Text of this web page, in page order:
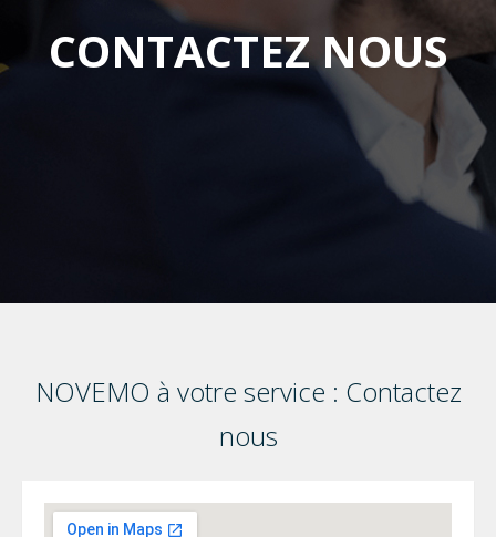
CONTACTEZ NOUS
NOVEMO à votre service : Contactez
nous